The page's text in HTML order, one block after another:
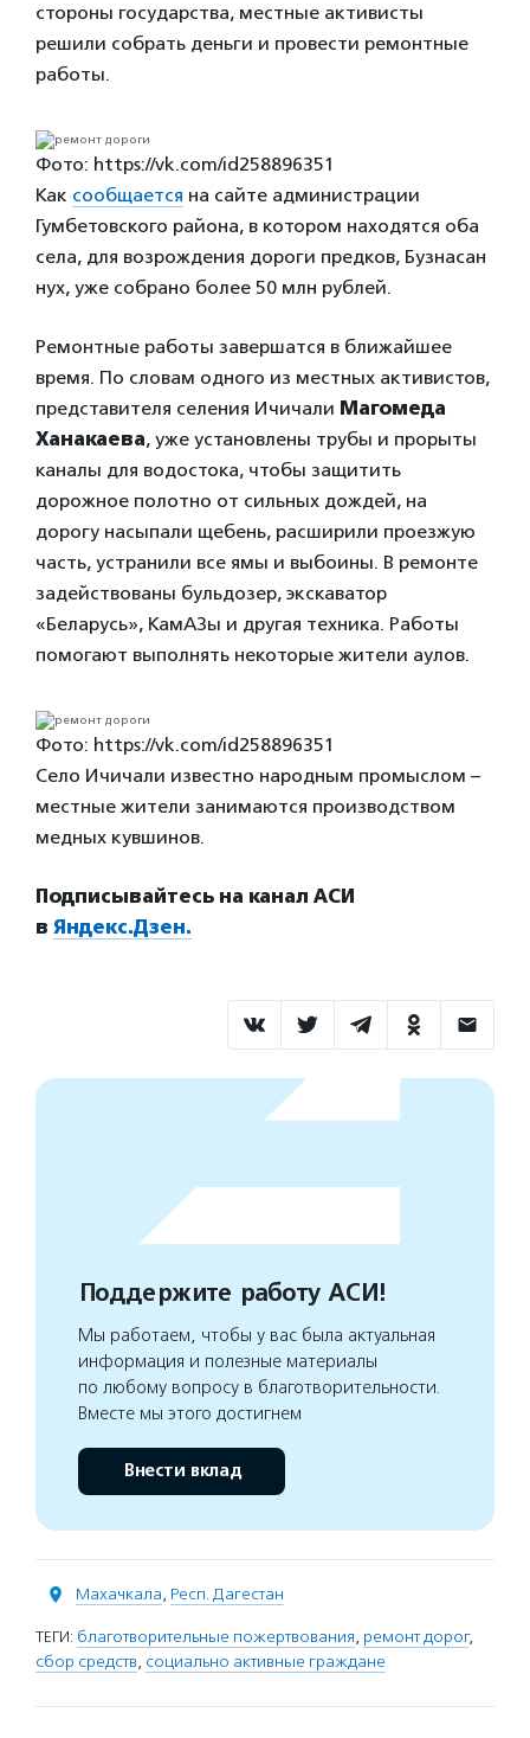
стороны государства, местные активисты
решили собрать деньги и провести ремонтные
работы.
Фото: https://vk.com/id258896351
Как сообщается на сайте администрации
Гумбетовского района, в котором находятся оба
села, для возрождения дороги предков, Бузнасан
нух, уже собрано более 50 млн рублей.
Ремонтные работы завершатся в ближайшее
время. По словам одного из местных активистов,
представителя селения Ичичали Магомеда
Ханакаева, уже установлены трубы и прорыты
каналы для водостока, чтобы защитить
дорожное полотно от сильных дождей, на
дорогу насыпали щебень, расширили проезжую
часть, устранили все ямы и выбоины. В ремонте
задействованы бульдозер, экскаватор
«Беларусь», КамАЗы и другая техника. Работы
помогают выполнять некоторые жители аулов.
Фото: https://vk.com/id258896351
Село Ичичали известно народным промыслом –
местные жители занимаются производством
медных кувшинов.
Подписывайтесь на канал АСИ
в Яндекс.Дзен.
Поддержите работу АСИ!
Мы работаем, чтобы у вас была актуальная
информация и полезные материалы
по любому вопросу в благотворительности.
Вместе мы этого достигнем
Внести вклад
Махачкала, Респ. Дагестан
ТЕГИ: благотворительные пожертвования, ремонт дорог,
сбор средств, социально активные граждане